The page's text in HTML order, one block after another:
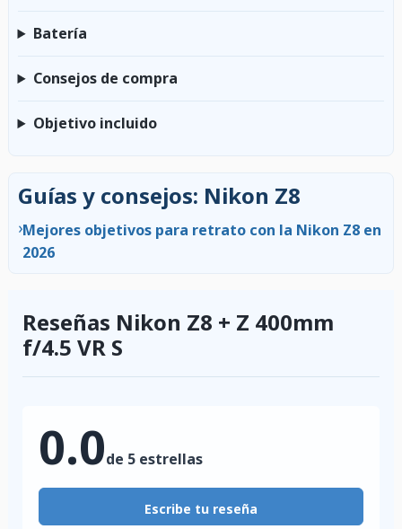
Batería
Consejos de compra
Objetivo incluido
Guías y consejos: Nikon Z8
›Mejores objetivos para retrato con la Nikon Z8 en
2026
Reseñas Nikon Z8 + Z 400mm
f/4.5 VR S
0.0de 5 estrellas
Escribe tu reseña